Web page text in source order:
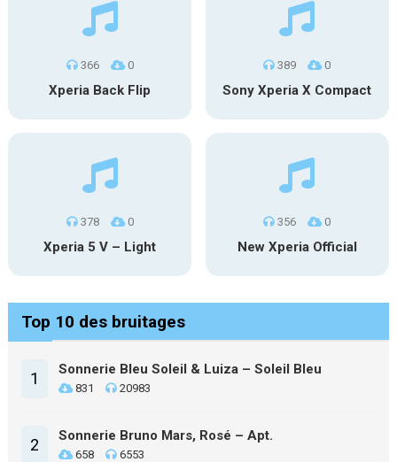
366 0
Xperia Back Flip
389 0
Sony Xperia X Compact
378 0
Xperia 5 V – Light
356 0
New Xperia Official
Top 10 des bruitages
1 Sonnerie Bleu Soleil & Luiza – Soleil Bleu
831 20983
2 Sonnerie Bruno Mars, Rosé – Apt.
658 6553